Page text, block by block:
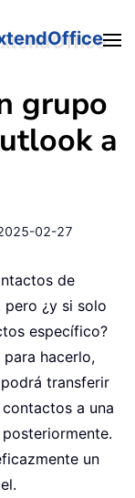
grupo
a
02-27
de
¿y si solo
específico?
hacerlo,
transferir
a una
un